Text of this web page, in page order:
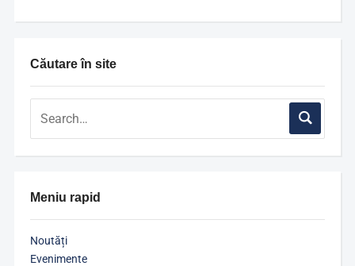
Căutare în site
Meniu rapid
Noutăți
Evenimente